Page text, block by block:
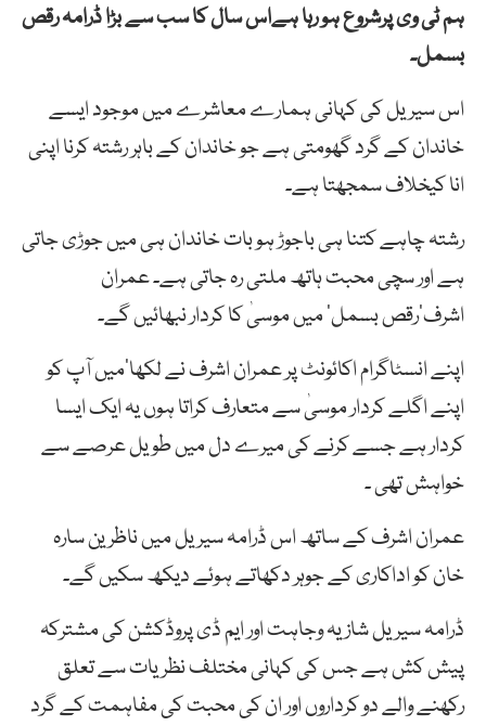
ہم ٹی وی پرشروع ہو رہا ہےاس سال کا سب سے بڑا ڈرامہ رقص
بسمل۔
اس سیریل کی کہانی ہمارے معاشرے میں موجود ایسے
خاندان کے گرد گھومتی ہے جو خاندان کے باہر رشتہ کرنا اپنی
انا کیخلاف سمجھتا ہے۔
رشتہ چاہے کتنا ہی باجوڑ ہو بات خاندان ہی میں جوڑی جاتی
ہے اور سچی محبت ہاتھ ملتی رہ جاتی ہے۔ عمران
اشرف’رقص بسمل‘ میں موسیٰ کا کردار نبھائیں گے۔
اپنے انسٹاگرام اکائونٹ پر عمران اشرف نے لکھا’میں آپ کو
اپنے اگلے کردار موسیٰ سے متعارف کراتا ہوں یہ ایک ایسا
کردار ہے جسے کرنے کی میرے دل میں طویل عرصے سے
خواہش تھی ۔
عمران اشرف کے ساتھ اس ڈرامہ سیریل میں ناظرین سارہ
خان کو اداکاری کے جوہر دکھاتے ہوئے دیکھ سکیں گے۔
ڈرامہ سیریل شازیہ وجاہت اور ایم ڈی پروڈکشن کی مشترکہ
پیش کش ہے جس کی کہانی مختلف نظریات سے تعلق
رکھنے والے دو کرداروں اور ان کی محبت کی مفاہمت کے گرد